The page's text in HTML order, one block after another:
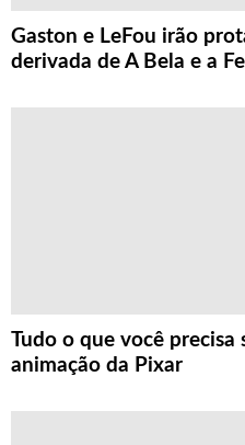
Gaston e LeFou irão
derivada de A Bela e a
Tudo o que você
animação da Pixar